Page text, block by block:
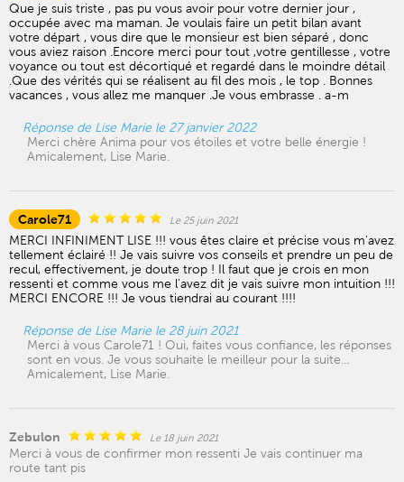
Que je suis triste , pas pu vous avoir pour votre dernier jour ,
occupée avec ma maman. Je voulais faire un petit bilan avant
votre départ , vous dire que le monsieur est bien séparé , donc
vous aviez raison .Encore merci pour tout ,votre gentillesse , votre
voyance ou tout est décortiqué et regardé dans le moindre détail
.Que des vérités qui se réalisent au fil des mois , le top . Bonnes
vacances , vous allez me manquer .Je vous embrasse . a-m
Réponse de Lise Marie le 27 janvier 2022
Merci chère Anima pour vos étoiles et votre belle énergie !
Amicalement, Lise Marie.
Carole71 Le 25 juin 2021
MERCI INFINIMENT LISE !!! vous êtes claire et précise vous m'avez
tellement éclairé !! Je vais suivre vos conseils et prendre un peu de
recul, effectivement, je doute trop ! Il faut que je crois en mon
ressenti et comme vous me l'avez dit je vais suivre mon intuition !!!
MERCI ENCORE !!! Je vous tiendrai au courant !!!!
Réponse de Lise Marie le 28 juin 2021
Merci à vous Carole71 ! Oui, faites vous confiance, les réponses
sont en vous. Je vous souhaite le meilleur pour la suite...
Amicalement, Lise Marie.
Zebulon Le 18 juin 2021
Merci à vous de confirmer mon ressenti Je vais continuer ma
route tant pis